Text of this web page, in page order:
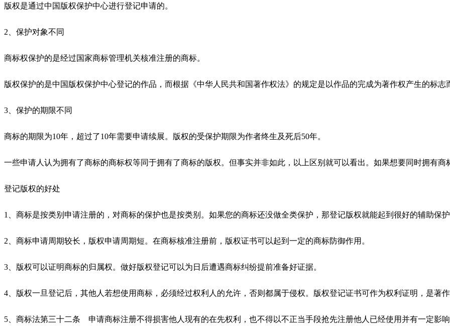
版权是通过中国版权保护中心进行登记申请的。
2、保护对象不同
商标权保护的是经过国家商标管理机关核准注册的商标。
版权保护的是中国版权保护中心登记的作品，而根据《中华人民共和国著作权法》的规定是以作品的完成为著作权产生的标志
3、保护的期限不同
商标的期限为10年，超过了10年需要申请续展。版权的受保护期限为作者终生及死后50年。
一些申请人认为拥有了商标的商标权等同于拥有了商标的版权。但事实并非如此，以上区别就可以看出。如果想要同时拥有商
登记版权的好处
1、商标是按类别申请注册的，对商标的保护也是按类别。如果您的商标还没做全类保护，那登记版权就能起到很好的辅助保护
2、商标申请周期较长，版权申请周期短。在商标核准注册前，版权证书可以起到一定的商标防御作用。
3、版权可以证明商标的归属权。做好版权登记可以为日后遭遇商标纠纷提前准备好证据。
4、版权一旦登记后，其他人若想使用商标，必须经过权利人的允许，否则都属于侵权。版权登记证书可作为权利证明，是著
5、商标法第三十二条 申请商标注册不得损害他人现有的在先权利，也不得以不正当手段抢先注册他人已经使用并有一定影响